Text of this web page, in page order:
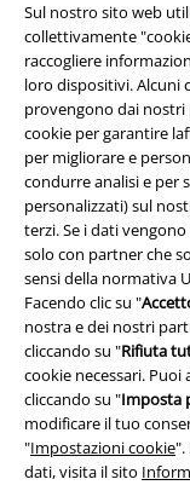
Sul nostro sito web
collettivamente
raccogliere
loro dispositivi. Alcuni
provengono dai
cookie per garantire
per migliorare e
condurre analisi e per
personalizzati) sul
terzi. Se i dati
solo con partner che
sensi della normativa
Facendo clic su "
nostra e dei nostri
cliccando su "Rifiuta
cookie necessari.
cliccando su "Imposta
modificare il tuo
"Impostazioni cookie".
dati, visita il sito
A